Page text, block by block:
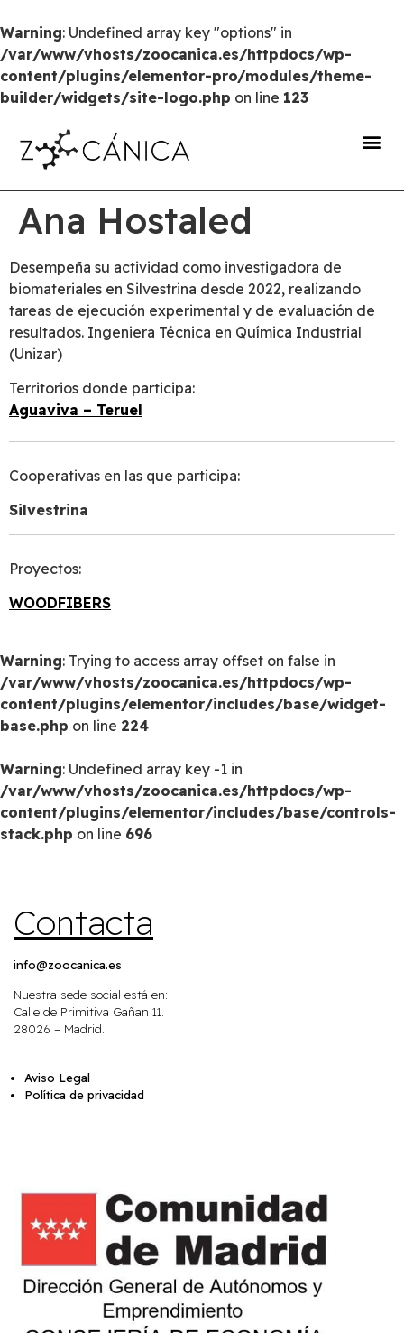
Warning: Undefined array key "options" in
/var/www/vhosts/zoocanica.es/httpdocs/wp-
content/plugins/elementor-pro/modules/theme-
builder/widgets/site-logo.php on line 123
Ana Hostaled
Desempeña su actividad como investigadora de
biomateriales en Silvestrina desde 2022, realizando
tareas de ejecución experimental y de evaluación de
resultados. Ingeniera Técnica en Química Industrial
(Unizar)
Territorios donde participa:
Aguaviva – Teruel
Cooperativas en las que participa:
Silvestrina
Proyectos:
WOODFIBERS
Warning: Trying to access array offset on false in
/var/www/vhosts/zoocanica.es/httpdocs/wp-
content/plugins/elementor/includes/base/widget-
base.php on line 224
Warning: Undefined array key -1 in
/var/www/vhosts/zoocanica.es/httpdocs/wp-
content/plugins/elementor/includes/base/controls-
stack.php on line 696
Contacta
info@zoocanica.es
Nuestra sede social está en:
Calle de Primitiva Gañan 11.
28026 – Madrid.
Aviso Legal
Política de privacidad